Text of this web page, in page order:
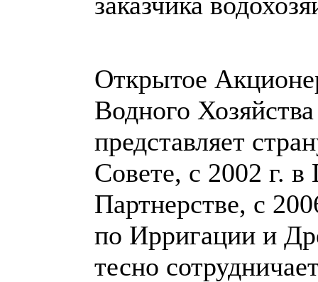
Открытое
Водного
представляет
Совете, с 2002 г.
Партнерстве, с
по Ирригации и
тесно